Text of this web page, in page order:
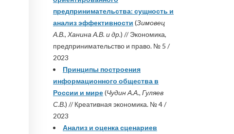
предпринимательства: сущность и
анализ эффективности (Зимовец
А.В., Ханина А.В. и др.) // Экономика,
предпринимательство и право. № 5 /
2023
Принципы построения
информационного общества в
России и мире(Чудин А.А., Гуляев
С.В.) // Креативная экономика. № 4 /
2023
Анализ и оценка сценариев